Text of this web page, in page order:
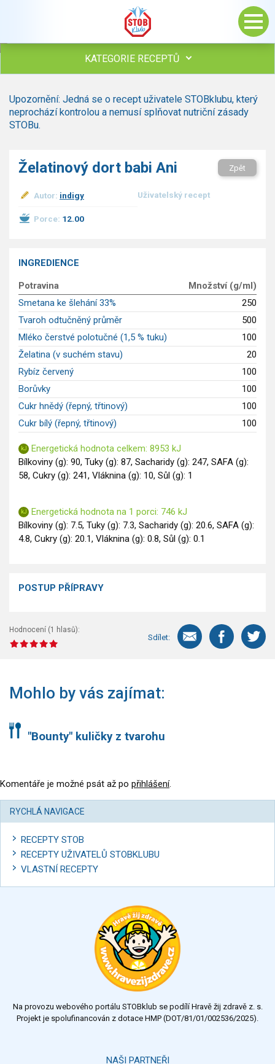
KATEGORIE RECEPTŮ
Polévky
Studená kuchyně
Bezmasé a zeleninové
Sladké pokrmy
Dezerty
Dětské recepty
GLP-1 recepty
Upozornění: Jedná se o recept uživatele STOBklubu, který
neprochází kontrolou a nemusí splňovat nutriční zásady
STOBu.
Želatinový dort babi Ani Zpět
Autor: indigy Uživatelský recept
Porce: 12.00
INGREDIENCE
Potravina
Množství (g/ml)
Smetana ke šlehání 33%
250
Tvaroh odtučněný průměr
500
Mléko čerstvé polotučné (1,5 % tuku)
100
Želatina (v suchém stavu)
20
Rybíz červený
100
Borůvky
100
Cukr hnědý (řepný, třtinový)
100
Cukr bílý (řepný, třtinový)
100
Energetická hodnota celkem: 8953 kJ
Bílkoviny (g): 90, Tuky (g): 87, Sacharidy (g): 247, SAFA (g):
58, Cukry (g): 241, Vláknina (g): 10, Sůl (g): 1
Energetická hodnota na 1 porci: 746 kJ
Bílkoviny (g): 7.5, Tuky (g): 7.3, Sacharidy (g): 20.6, SAFA (g):
4.8, Cukry (g): 20.1, Vláknina (g): 0.8, Sůl (g): 0.1
POSTUP PŘÍPRAVY
Hodnocení (1 hlasů):
Sdílet:
Mohlo by vás zajímat:
"Bounty" kuličky z tvarohu
Komentáře je možné psát až po přihlášení.
RYCHLÁ NAVIGACE
RECEPTY STOB
RECEPTY UŽIVATELŮ STOBKLUBU
VLASTNÍ RECEPTY
Na provozu webového portálu STOBklub se podílí Hravě žij zdravě z. s.
Projekt je spolufinancován z dotace HMP (DOT/81/01/002536/2025).
NAŠI PARTNEŘI